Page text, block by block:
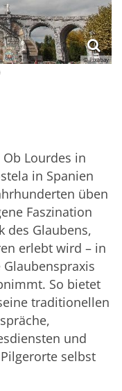
© Pixabay
Ob Lourdes in
in Spanien
üben
Faszination
des Glaubens,
erlebt wird – in
So bietet
traditionellen
und
selbst